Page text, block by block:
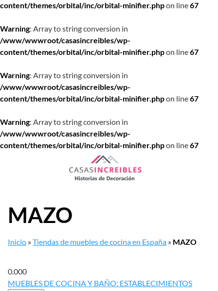
content/themes/orbital/inc/orbital-minifier.phpon line67
Warning: Array to string conversion in
/www/wwwroot/casasincreibles/wp-
content/themes/orbital/inc/orbital-minifier.phpon line67
Warning: Array to string conversion in
/www/wwwroot/casasincreibles/wp-
content/themes/orbital/inc/orbital-minifier.phpon line67
Warning: Array to string conversion in
/www/wwwroot/casasincreibles/wp-
content/themes/orbital/inc/orbital-minifier.phpon line67
MAZO
Inicio »Tiendas de muebles de cocina en España » MAZO
0.000
MUEBLES DE COCINA Y BAÑO: ESTABLECIMIENTOS